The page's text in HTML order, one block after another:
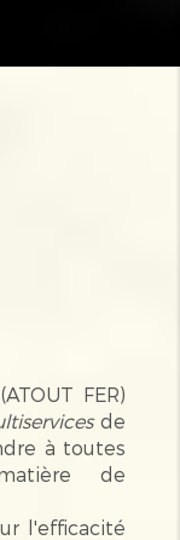
FER)
de
à toutes
de
l'efficacité